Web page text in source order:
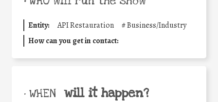
Entity: API Restauration #Business/Industry
How can you get in contact:
• WHEN will it happen?